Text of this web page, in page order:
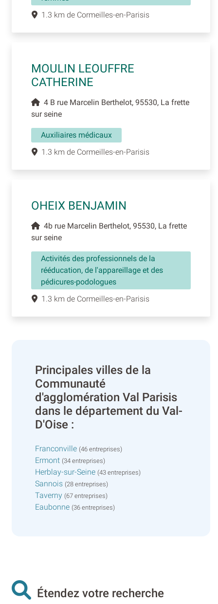
1.3 km de Cormeilles-en-Parisis
MOULIN LEOUFFRE
CATHERINE
4 B rue Marcelin Berthelot, 95530, La frette
sur seine
Auxiliaires médicaux
1.3 km de Cormeilles-en-Parisis
OHEIX BENJAMIN
4b rue Marcelin Berthelot, 95530, La frette
sur seine
Activités des professionnels de la
rééducation, de l'appareillage et des
pédicures-podologues
1.3 km de Cormeilles-en-Parisis
Principales villes de la
Communauté
d'agglomération Val Parisis
dans le département du Val-
D'Oise :
Franconville (46 entreprises)
Ermont (34 entreprises)
Herblay-sur-Seine (43 entreprises)
Sannois (28 entreprises)
Taverny (67 entreprises)
Eaubonne (36 entreprises)
Étendez votre recherche